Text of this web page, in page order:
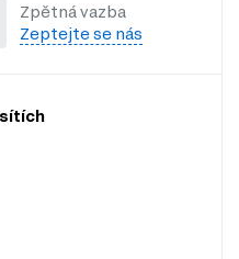
Zpětná vazba
Zeptejte se nás